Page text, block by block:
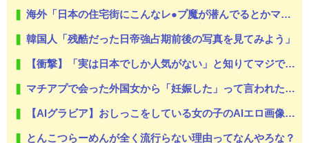
海外「日本の住宅街にこんなレ●プ魔が潜んでるとかマジかよ…さすがHENTAIの国…」
韓国人「残酷だった日帝強占期前後の写真を見てみよう」
【衝撃】「実は日本でしか人気がない」と知りてマジでビビり申したものwywwywyywywywywywywywyw
マチアプで会った外国女から「妊娠した」って言われたんやが・・・
【AIグラビア】おしっこをしている女の子のAIエロ画像まとめ【リアル調】 Part 3
とんこつらーめんが全く流行らない理由ってなんやろな？